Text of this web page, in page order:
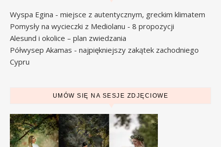
Wyspa Egina - miejsce z autentycznym, greckim klimatem
Pomysły na wycieczki z Mediolanu - 8 propozycji
Alesund i okolice – plan zwiedzania
Półwysep Akamas - najpiękniejszy zakątek zachodniego
Cypru
UMÓW SIĘ NA SESJE ZDJĘCIOWE